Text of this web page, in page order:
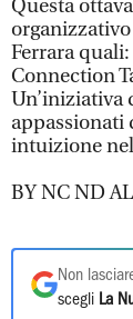
Questa
Ferrara
Connection
Un’iniziativa
appassionati
intuizione
BY NC ND
Non
scegli La